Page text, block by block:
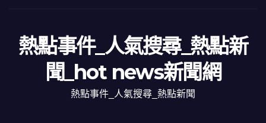
熱點事件_人氣搜尋_熱點新
聞_hot news新聞網
熱點事件_人氣搜尋_熱點新聞